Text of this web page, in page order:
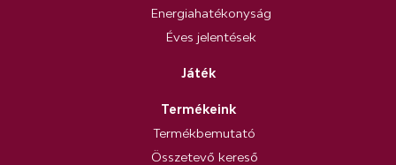
Energiahatékonyság
Éves jelentések
Játék
Termékeink
Termékbemutató
Összetevő kereső